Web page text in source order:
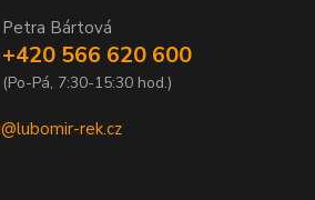
Petra Bártová
+420 566 620 600
(Po-Pá, 7:30-15:30 hod.)
rek.cz